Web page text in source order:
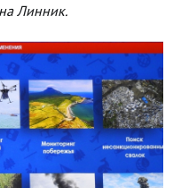
Линник.